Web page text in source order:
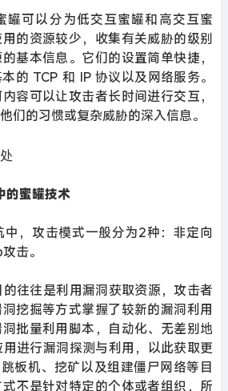
罐可以分为低交互蜜罐和高交互蜜
的资源较少，收集有关威胁的级别
基本信息。它们的设置简单快捷，
的 TCP 和 IP 协议以及网络服务。
容可以让攻击者长时间进行交互，
们的习惯或复杂威胁的深入信息。
的蜜罐技术
，攻击模式一般分为2种：非定向
击。
往往是利用漏洞获取资源，攻击者
挖掘等方式掌握了较新的漏洞利用
批量利用脚本，自动化、无差别地
进行漏洞探测与利用，以此获取更
板机、挖矿以及组建僵尸网络等目
不是针对特定的个体或者组织，所